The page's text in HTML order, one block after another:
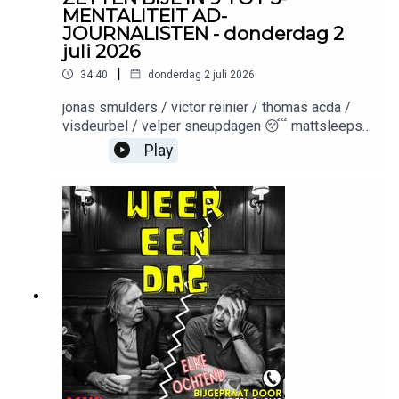
MENTALITEIT AD-
JOURNALISTEN - donderdag 2
juli 2026
34:40 | donderdag 2 juli 2026
jonas smulders / victor reinier / thomas acda /
visdeurbel / velper sneupdagen 😴 mattsleeps /
code: MARCELGIJS Productie: Meer van
ditMuziek: Keez GroentemanWil je adverteren in
naar: Adverteerders (direct):
adverteren@meervandit.nl(Media)bureaus:
adverteren@bienmedia.nl
Play